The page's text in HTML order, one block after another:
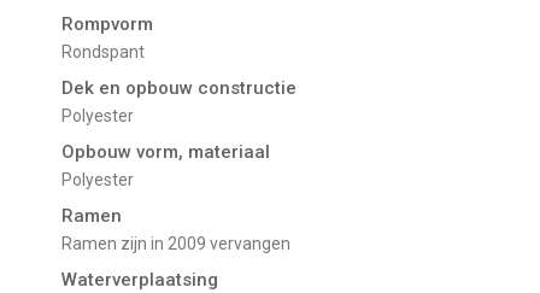
Rompvorm
Rondspant
Dek en opbouw constructie
Polyester
Opbouw vorm, materiaal
Polyester
Ramen
Ramen zijn in 2009 vervangen
Waterverplaatsing